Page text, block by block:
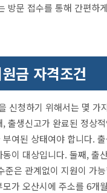
방문 접수를 통해 간편하
금 자격조건
신청하기 위해서는 몇 가
출생신고가 완료된 정상
여된 상태여야 합니다.
이 대상입니다. 둘째, 출
준은 관계없이 지원이 가
가 오산시에 주소를 6개